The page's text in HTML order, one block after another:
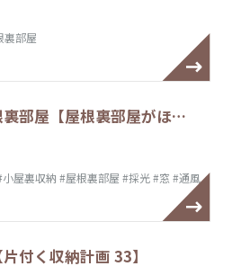
裏部屋
部屋【屋根裏部屋がほ…
小屋裏収納 #屋根裏部屋 #採光#窓 #通風
付く収納計画 33】